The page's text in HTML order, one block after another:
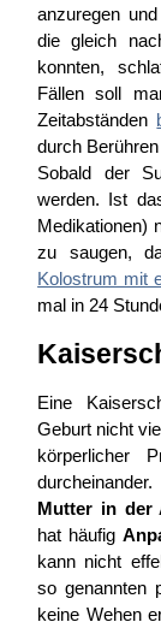
anzuregen
die gleich
konnten,
Fällen soll
Zeitabständen
durch
Sobald der
werden. Ist
Medikationen)
zu saugen,
Kolostrum mit
mal in 24
Eine
Geburt nicht
körperlicher
Mutter in der
hat häufig
kann nicht
so genannten
keine Wehen